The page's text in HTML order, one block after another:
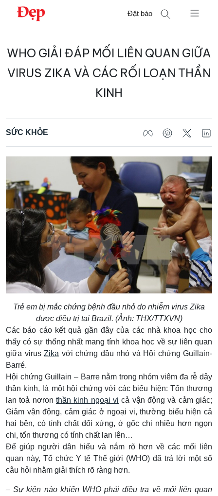
Chuyển
Đặt báo
kiếm
WHO GIẢI ĐÁP MỐI LIÊN QUAN GIỮA
VIRUS ZIKA VÀ CÁC RỐI LOẠN THẦN
KINH
SỨC KHỎE
Trẻ em bị mắc chứng bệnh đầu nhỏ do nhiễm virus Zika
được điều trị tại Brazil. (Ảnh: THX/TTXVN)
Các báo cáo kết quả gần đây của các nhà khoa học cho
thấy có sự thống nhất mang tính khoa học về sự liên quan
giữa virus Zika với chứng đầu nhỏ và Hội chứng Guillain-
Barré.
Hội chứng Guillain – Barre nằm trong nhóm viêm đa rễ dây
thần kinh, là một hội chứng với các biểu hiện: Tổn thương
lan toả nơron thần kinh ngoại vi cả vận động và cảm giác;
Giảm vận động, cảm giác ở ngoại vi, thường biểu hiện cả
hai bên, có tính chất đối xứng, ở gốc chi nhiều hơn ngọn
chi, tổn thương có tính chất lan lên…
Để giúp người dân hiểu và nắm rõ hơn về các mối liên
quan này, Tổ chức Y tế Thế giới (WHO) đã trả lời một số
câu hỏi nhằm giải thích rõ ràng hơn.
– Sự kiện nào khiến WHO phải điều tra về mối liên quan